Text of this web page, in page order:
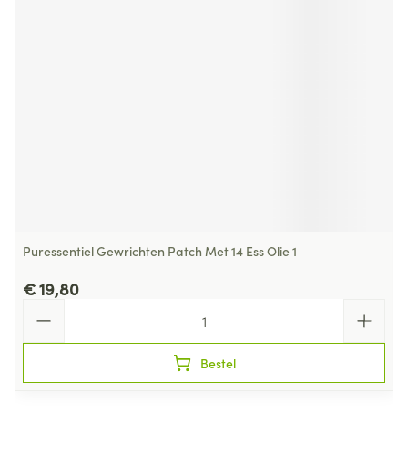
Puressentiel Gewrichten Patch Met 14 Ess Olie 1
€ 19,80
Bestel